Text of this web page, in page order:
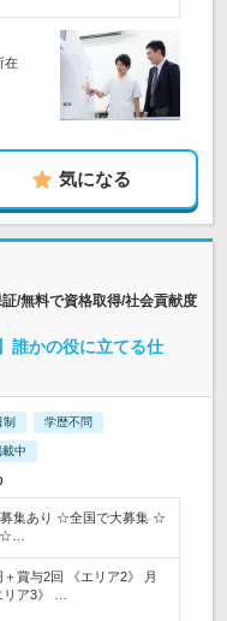
在
気になる
/無料で資格取得/社会貢献度
誰かの役に立てる仕
学歴不問
中
集あり ☆全国で大募集 ☆
☆…
＋賞与2回 《エリア2》 月
ア3》 …